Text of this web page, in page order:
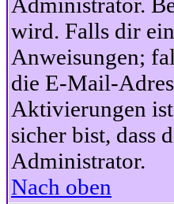
wird. Falls dir
Anweisungen;
die E-Mail-
Aktivierungen
sicher bist, dass
Administrator.
Nach oben